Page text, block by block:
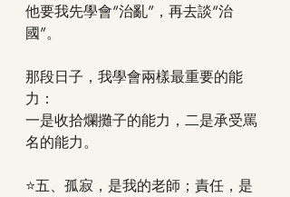
他要我先學會“治亂”，再去談“治
國”。
那段日子，我學會兩樣最重要的能
力：
一是收拾爛攤子的能力，二是承受罵
名的能力。
⭐五、孤寂，是我的老師；責任，是